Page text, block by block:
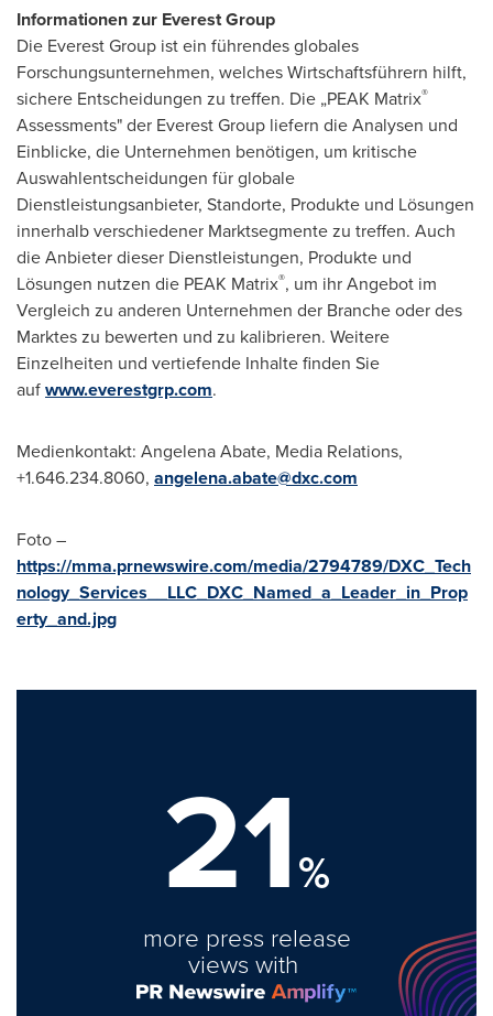
Informationen zur Everest Group
Die Everest Group ist ein führendes globales
Forschungsunternehmen, welches Wirtschaftsführern hilft,
sichere Entscheidungen zu treffen. Die „PEAK Matrix®
Assessments" der Everest Group liefern die Analysen und
Einblicke, die Unternehmen benötigen, um kritische
Auswahlentscheidungen für globale
Dienstleistungsanbieter, Standorte, Produkte und Lösungen
innerhalb verschiedener Marktsegmente zu treffen. Auch
die Anbieter dieser Dienstleistungen, Produkte und
Lösungen nutzen die PEAK Matrix®, um ihr Angebot im
Vergleich zu anderen Unternehmen der Branche oder des
Marktes zu bewerten und zu kalibrieren. Weitere
Einzelheiten und vertiefende Inhalte finden Sie
aufwww.everestgrp.com.
Medienkontakt: Angelena Abate, Media Relations,
+1.646.234.8060, angelena.abate@dxc.com
Foto –
https://mma.prnewswire.com/media/2794789/DXC_Tech
nology_Services__LLC_DXC_Named_a_Leader_in_Prop
erty_and.jpg
21%
more press release
views with